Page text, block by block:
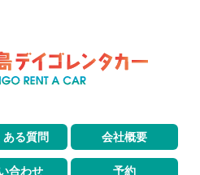
ある質問 会社概要
合わせ 予約